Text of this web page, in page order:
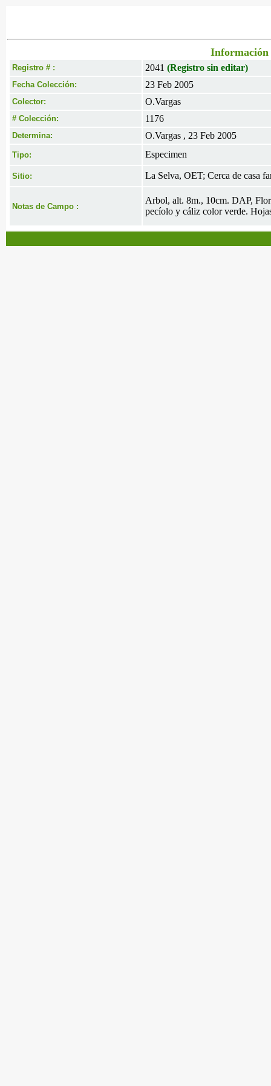
Información
Registro # : 2041 (Registro sin editar)
Fecha Colección: 23 Feb 2005
Colector: O.Vargas
# Colección: 1176
Determina: O.Vargas , 23 Feb 2005
Tipo: Especimen
Sitio: La Selva, OET; Cerca de casa
Notas de Campo :
Arbol, alt. 8m., 10cm. DAP,
pecíolo y cáliz color verde.